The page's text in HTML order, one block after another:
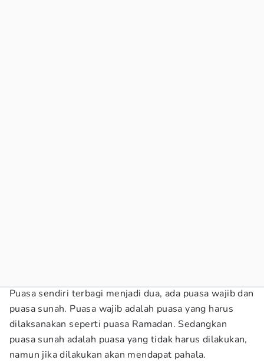
Puasa sendiri terbagi menjadi dua, ada puasa wajib dan
puasa sunah. Puasa wajib adalah puasa yang harus
dilaksanakan seperti puasa Ramadan. Sedangkan
puasa sunah adalah puasa yang tidak harus dilakukan,
namun jika dilakukan akan mendapat pahala.